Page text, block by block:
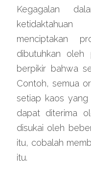
Kegagalan
menciptakan
dibutuhkan oleh
berpikir bahwa
Contoh, semua
setiap kaos yang
dapat diterima
disukai oleh
itu, cobalah
itu.